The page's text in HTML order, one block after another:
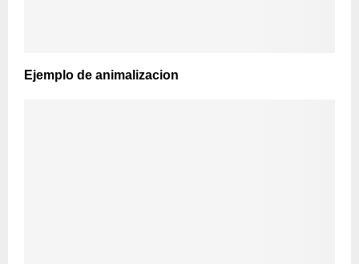
Ejemplo de animalizacion